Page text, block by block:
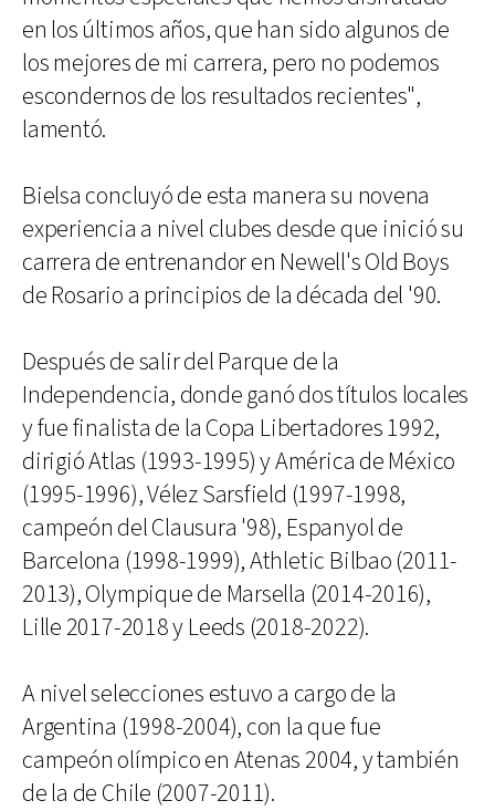
en los últimos años, que han sido algunos de
los mejores de mi carrera, pero no podemos
escondernos de los resultados recientes",
lamentó.
Bielsa concluyó de esta manera su novena
experiencia a nivel clubes desde que inició su
carrera de entrenandor en Newell's Old Boys
de Rosario a principios de la década del '90.
Después de salir del Parque de la
Independencia, donde ganó dos títulos locales
y fue finalista de la Copa Libertadores 1992,
dirigió Atlas (1993-1995) y América de México
(1995-1996), Vélez Sarsfield (1997-1998,
campeón del Clausura '98), Espanyol de
Barcelona (1998-1999), Athletic Bilbao (2011-
2013), Olympique de Marsella (2014-2016),
Lille 2017-2018 y Leeds (2018-2022).
A nivel selecciones estuvo a cargo de la
Argentina (1998-2004), con la que fue
campeón olímpico en Atenas 2004, y también
de la de Chile (2007-2011).